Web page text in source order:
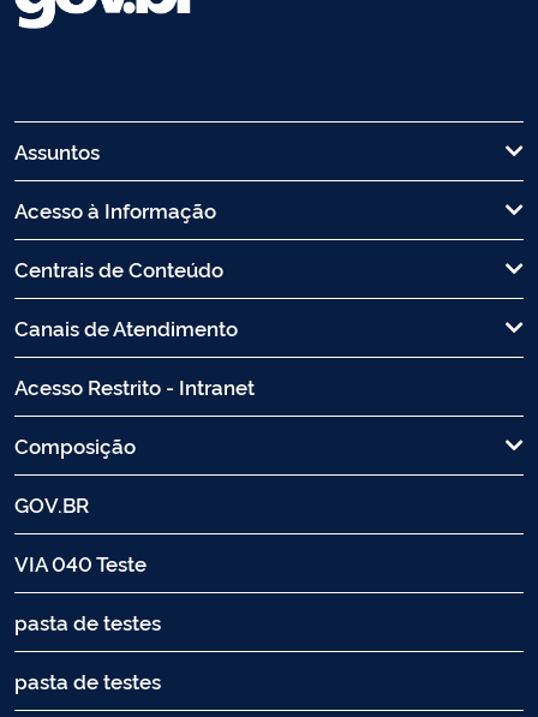
Assuntos
Acesso à Informação
Centrais de Conteúdo
Canais de Atendimento
Acesso Restrito - Intranet
Composição
GOV.BR
VIA 040 Teste
pasta de testes
pasta de testes